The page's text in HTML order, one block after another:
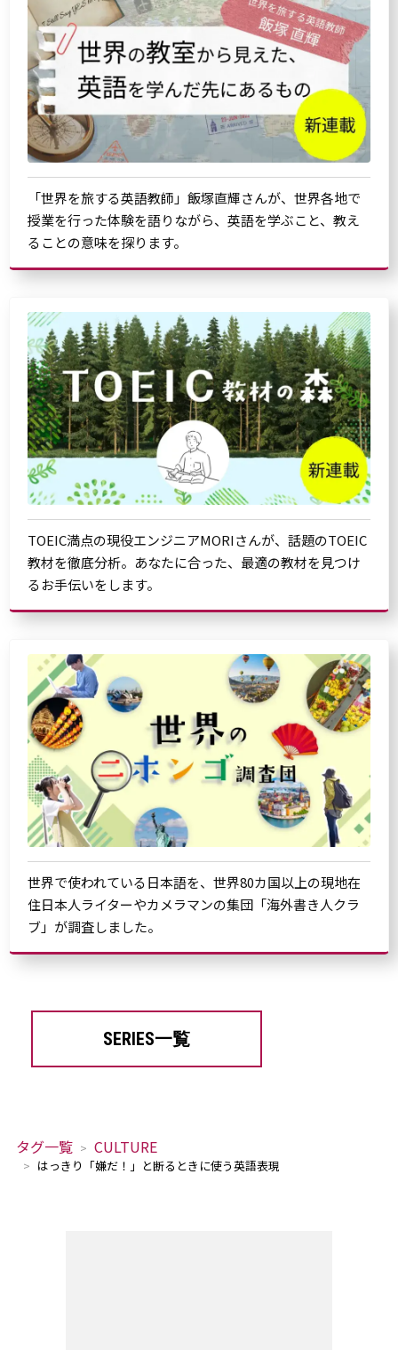
「世界を旅する英語教師」飯塚直輝さんが、世界各地で
授業を行った体験を語りながら、英語を学ぶこと、教え
ることの意味を探ります。
TOEIC満点の現役エンジニアMORIさんが、話題のTOEIC
教材を徹底分析。あなたに合った、最適の教材を見つけ
るお手伝いをします。
世界で使われている日本語を、世界80カ国以上の現地在
住日本人ライターやカメラマンの集団「海外書き人クラ
ブ」が調査しました。
SERIES一覧
タグ一覧 CULTURE
はっきり「嫌だ！」と断るときに使う英語表現